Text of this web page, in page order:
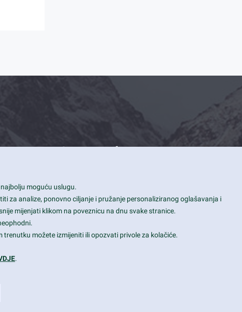
Contact Info
View, CA 94043
+1 650-253-0000
Daily: 9:00 am - 6:00 pm
moguću uslugu.
za analize, ponovno ciljanje i pružanje personaliziranog oglašavanja i
mijenjati klikom na poveznicu na dnu svake stranice.
možete izmijeniti ili opozvati privole za kolačiće.
.